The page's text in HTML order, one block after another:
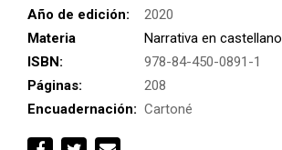
Año de edición:
2020
Materia
Narrativa en castellano
ISBN:
978-84-450-0891-1
Páginas:
208
Encuadernación: Cartoné